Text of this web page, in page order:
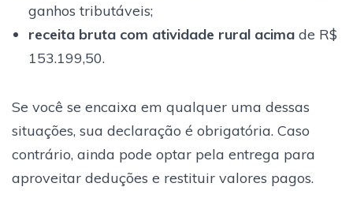
ganhos tributáveis;
receita bruta com atividade rural acimade R$
153.199,50.
Se você se encaixa em qualquer uma dessas
situações, sua declaração é obrigatória. Caso
contrário, ainda pode optar pela entrega para
aproveitar deduções e restituir valores pagos.